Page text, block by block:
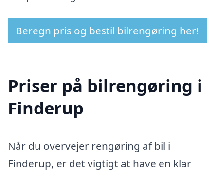
Beregn pris og bestil bilrengøring her!
Priser på bilrengøring i
Finderup
Når du overvejer rengøring af bil i
Finderup, er det vigtigt at have en klar